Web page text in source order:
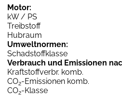
Motor:
kW / PS
Treibstoff
Hubraum
Umweltnormen:
Schadstoffklasse
Verbrauch und Emissionen
Kraftstoffverbr. komb.
CO2-Emissionen komb.
CO2-Klasse